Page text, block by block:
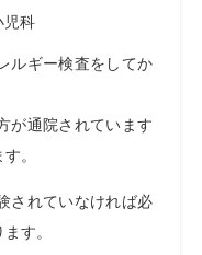
児科
ルギー検査をしてか
が通院されています
。
されていなければ必
す。